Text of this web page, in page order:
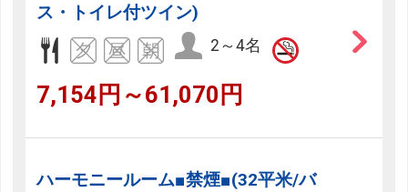
ス・トイレ付ツイン)
2～4名
7,154円～61,070円
ハーモニールーム■禁煙■(32平米/バ